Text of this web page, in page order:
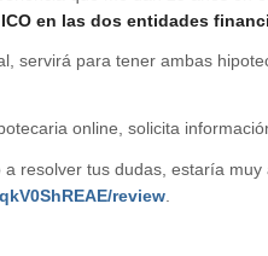
en las dos entidades
servirá para tener ambas
online, solicita
resolver tus dudas, estaría
review.